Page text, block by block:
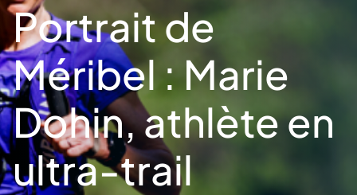
Portrait de
Méribel : Marie
Dohin, athlète en
ultra-trail